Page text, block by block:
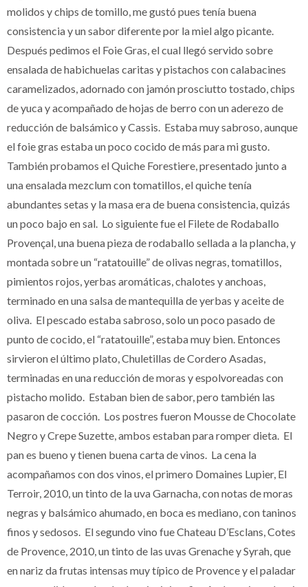
molidos y chips de tomillo, me gustó pues tenía buena
consistencia y un sabor diferente por la miel algo picante.
Después pedimos el Foie Gras, el cual llegó servido sobre
ensalada de habichuelas caritas y pistachos con calabacines
caramelizados, adornado con jamón prosciutto tostado, chips
de yuca y acompañado de hojas de berro con un aderezo de
reducción de balsámico y Cassis. Estaba muy sabroso, aunque
el foie gras estaba un poco cocido de más para mi gusto.
También probamos el Quiche Forestiere, presentado junto a
una ensalada mezclum con tomatillos, el quiche tenía
abundantes setas y la masa era de buena consistencia, quizás
un poco bajo en sal. Lo siguiente fue el Filete de Rodaballo
Provençal, una buena pieza de rodaballo sellada a la plancha, y
montada sobre un “ratatouille” de olivas negras, tomatillos,
pimientos rojos, yerbas aromáticas, chalotes y anchoas,
terminado en una salsa de mantequilla de yerbas y aceite de
oliva. El pescado estaba sabroso, solo un poco pasado de
punto de cocido, el “ratatouille”, estaba muy bien. Entonces
sirvieron el último plato, Chuletillas de Cordero Asadas,
terminadas en una reducción de moras y espolvoreadas con
pistacho molido. Estaban bien de sabor, pero también las
pasaron de cocción. Los postres fueron Mousse de Chocolate
Negro y Crepe Suzette, ambos estaban para romper dieta. El
pan es bueno y tienen buena carta de vinos. La cena la
acompañamos con dos vinos, el primero Domaines Lupier, El
Terroir, 2010, un tinto de la uva Garnacha, con notas de moras
negras y balsámico ahumado, en boca es mediano, con taninos
finos y sedosos. El segundo vino fue Chateau D’Esclans, Cotes
de Provence, 2010, un tinto de las uvas Grenache y Syrah, que
en nariz da frutas intensas muy típico de Provence y el paladar